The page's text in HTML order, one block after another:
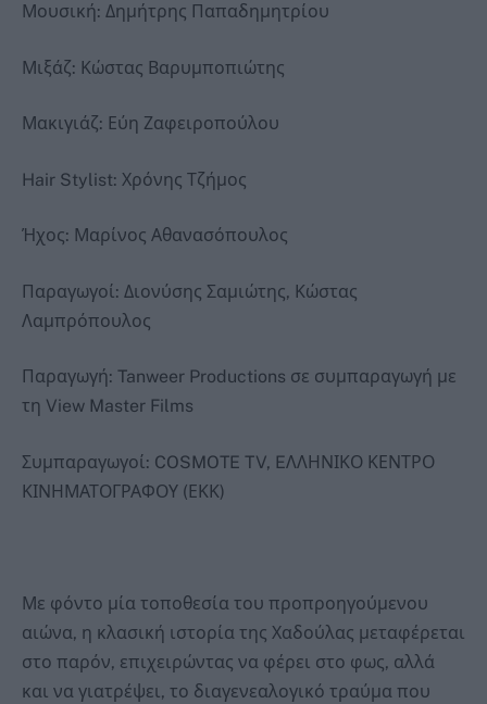
Μουσική: Δημήτρης Παπαδημητρίου
Μιξάζ: Κώστας Βαρυμποπιώτης
Μακιγιάζ: Εύη Ζαφειροπούλου
Hair Stylist: Χρόνης Τζήμος
Ήχος: Μαρίνος Αθανασόπουλος
Παραγωγοί: Διονύσης Σαμιώτης, Κώστας
Λαμπρόπουλος
Παραγωγή: Tanweer Productions σε συμπαραγωγή με
τη View Master Films
Συμπαραγωγοί: COSMOTE TV, EΛΛΗΝΙΚΟ ΚΕΝΤΡΟ
ΚΙΝΗΜΑΤΟΓΡΑΦΟΥ (ΕΚΚ)
Με φόντο μία τοποθεσία του προπροηγούμενου
αιώνα, η κλασική ιστορία της Χαδούλας μεταφέρεται
στο παρόν, επιχειρώντας να φέρει στο φως, αλλά
και να γιατρέψει, το διαγενεαλογικό τραύμα που